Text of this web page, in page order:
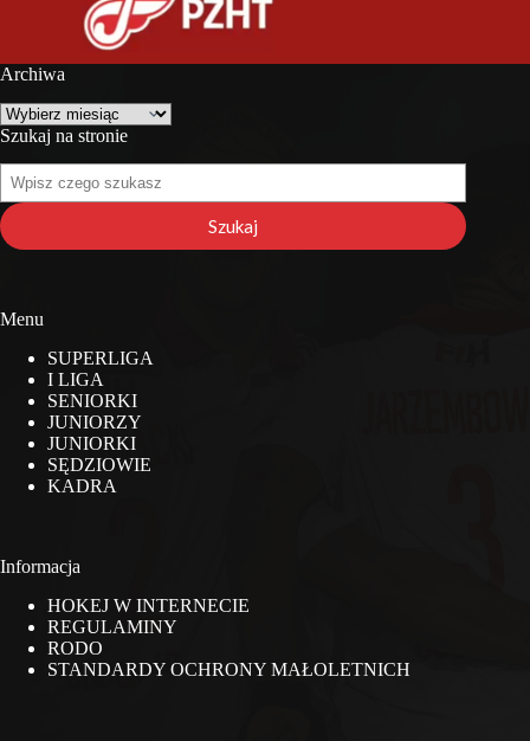
Archiwa
Archiwa
Szukaj na stronie
Szukaj
na
stronie
Szukaj
Menu
SUPERLIGA
I LIGA
SENIORKI
JUNIORZY
JUNIORKI
SĘDZIOWIE
KADRA
Informacja
HOKEJ W INTERNECIE
REGULAMINY
RODO
STANDARDY OCHRONY MAŁOLETNICH